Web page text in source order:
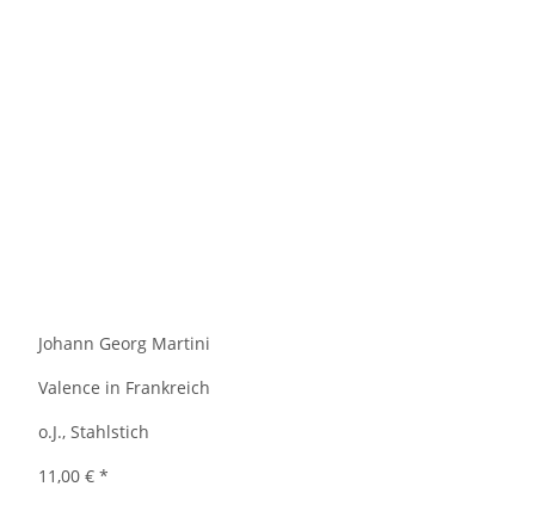
Johann Georg Martini
Valence in Frankreich
o.J., Stahlstich
11,00 € *